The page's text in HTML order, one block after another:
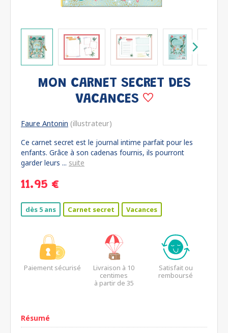
MON CARNET SECRET DES
VACANCES
Faure Antonin (illustrateur)
Ce carnet secret est le journal intime parfait pour les
enfants. Grâce à son cadenas fournis, ils pourront
garder leurs ... suite
11.95 €
dès 5 ans Carnet secret Vacances
Paiement sécurisé
Livraison à 10
centimes
à partir de 35
Satisfait ou
remboursé
Résumé